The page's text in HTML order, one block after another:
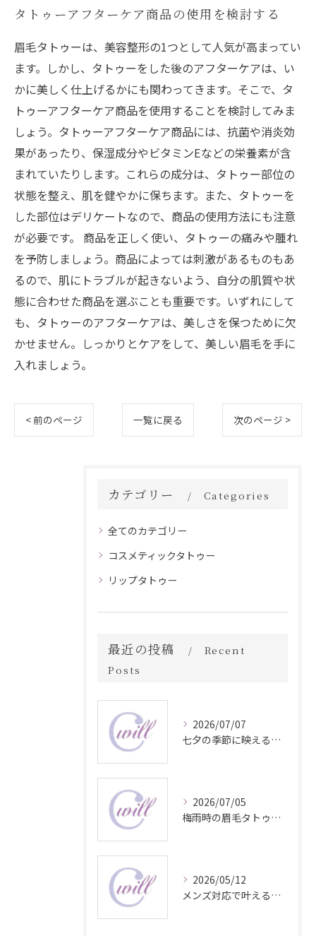
タトゥーアフターケア商品の使用を検討する
眉毛タトゥーは、美容整形の1つとして人気が高まってい
ます。しかし、タトゥーをした後のアフターケアは、い
かに美しく仕上げるかにも関わってきます。そこで、タ
トゥーアフターケア商品を使用することを検討してみま
しょう。タトゥーアフターケア商品には、抗菌や消炎効
果があったり、保湿成分やビタミンEなどの栄養素が含
まれていたりします。これらの成分は、タトゥー部位の
状態を整え、肌を健やかに保ちます。また、タトゥーを
した部位はデリケートなので、商品の使用方法にも注意
が必要です。 商品を正しく使い、タトゥーの痛みや腫れ
を予防しましょう。商品によっては刺激があるものもあ
るので、肌にトラブルが起きないよう、自分の肌質や状
態に合わせた商品を選ぶことも重要です。いずれにして
も、タトゥーのアフターケアは、美しさを保つために欠
かせません。しっかりとケアをして、美しい眉毛を手に
入れましょう。
< 前のページ 一覧に戻る 次のページ >
カテゴリー Categories
全てのカテゴリー
コスメティックタトゥー
リップタトゥー
最近の投稿
Recent
Posts
2026/07/07
七夕の季節に映える眉毛タトゥー技術
2026/07/05
梅雨時の眉毛タトゥー美容法
2026/05/12
メンズ対応で叶える自然な眉毛タトゥーの魅力